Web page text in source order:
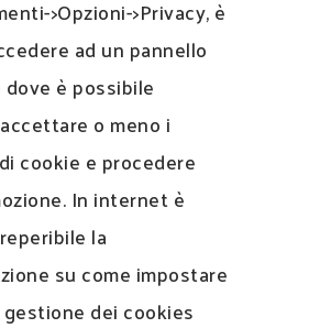
>Opzioni->Privacy, è
ad un pannello
è possibile
o meno i
cookie e procedere
In internet è
la
su come impostare
dei cookies